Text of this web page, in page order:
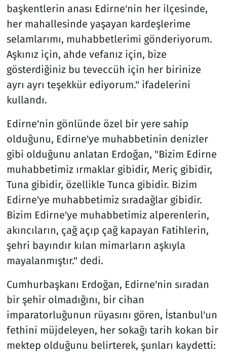
başkentlerin anası Edirne'nin her ilçesinde,
her mahallesinde yaşayan kardeşlerime
selamlarımı, muhabbetlerimi gönderiyorum.
Aşkınız için, ahde vefanız için, bize
gösterdiğiniz bu teveccüh için her birinize
ayrı ayrı teşekkür ediyorum." ifadelerini
kullandı.
Edirne'nin gönlünde özel bir yere sahip
olduğunu, Edirne'ye muhabbetinin denizler
gibi olduğunu anlatan Erdoğan, "Bizim Edirne
muhabbetimiz ırmaklar gibidir, Meriç gibidir,
Tuna gibidir, özellikle Tunca gibidir. Bizim
Edirne'ye muhabbetimiz sıradağlar gibidir.
Bizim Edirne'ye muhabbetimiz alperenlerin,
akıncıların, çağ açıp çağ kapayan Fatihlerin,
şehri bayındır kılan mimarların aşkıyla
mayalanmıştır." dedi.
Cumhurbaşkanı Erdoğan, Edirne'nin sıradan
bir şehir olmadığını, bir cihan
imparatorluğunun rüyasını gören, İstanbul'un
fethini müjdeleyen, her sokağı tarih kokan bir
mektep olduğunu belirterek, şunları kaydetti: